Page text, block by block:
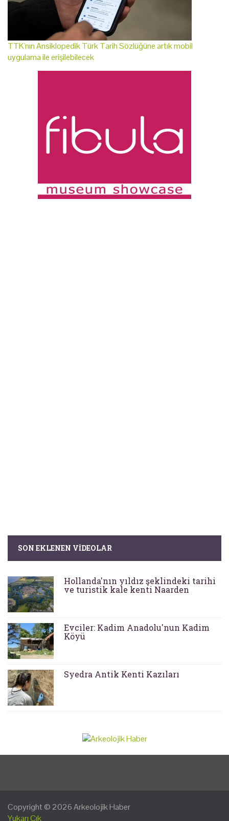
TTK'nın Ansiklopedik Türk Tarih Sözlüğüne artık mobil
uygulama ile erişilebilecek
SON EKLENEN VIDEOLAR
Hollanda'nın yıldız şeklindeki tarihi
ve turistik kale kenti Naarden
Evciler: Kadim Anadolu'nun Kadim
Köyü
Syedra Antik Kenti Kazıları
Copyright © 2026Arkeolojik Haber
Yukarı Çık